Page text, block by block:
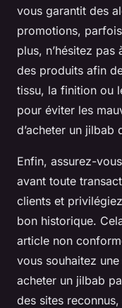
vous garantit des
promotions,
plus, n’hésitez
des produits afin
tissu, la finition ou
pour éviter les
d’acheter un jilbab
Enfin, assurez-
avant toute
clients et
bon historique.
article non
vous souhaitez
acheter un jilbab
des sites